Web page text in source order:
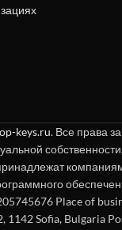
keys.ru. Все права
Place of
1142 Sofia, Bulgaria